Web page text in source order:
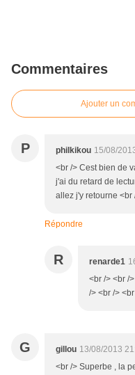
Commentaires
Ajouter un
P philkikou 15/08/
<br /> Cest bien de
j'ai du retard de
allez j'y retourne <br
Répondre
R renarde1
<br /> <br /
/> <br />
G gillou 13/08/2013
<br /> Superbe , la